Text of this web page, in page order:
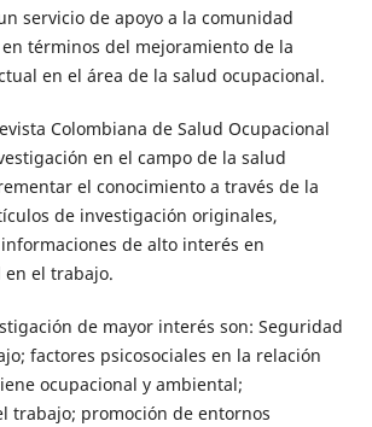
servicio de apoyo a la comunidad
términos del mejoramiento de la
en el área de la salud ocupacional.
Colombiana de Salud Ocupacional
en el campo de la salud
el conocimiento a través de la
de investigación originales,
de alto interés en
el trabajo.
de mayor interés son: Seguridad
factores psicosociales en la relación
ocupacional y ambiental;
trabajo; promoción de entornos